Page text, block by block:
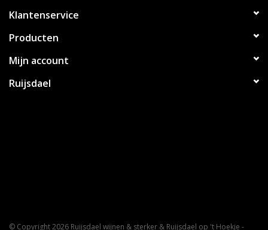
Klantenservice
Producten
Mijn account
Ruijsdael
© Copyright 2026 Ruijsdael wijnen & sterker & Ruijsdael op 't Hoekje -